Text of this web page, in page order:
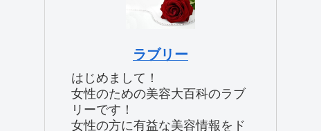
ラブリー
はじめまして！
女性のための美容大百科のラブ
リーです！
女性の方に有益な美容情報をド